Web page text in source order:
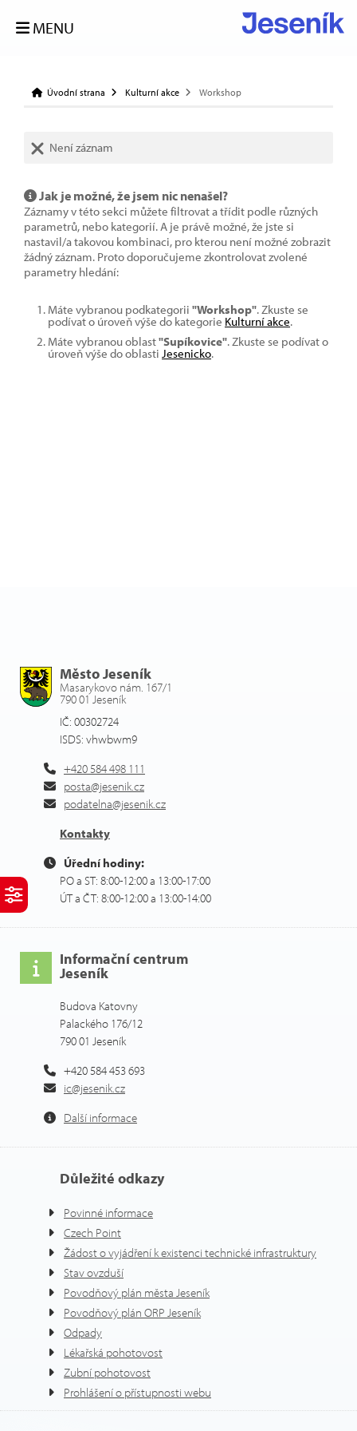
MENU
Úvodní strana Kulturní akce Workshop
Není záznam
Jak je možné, že jsem nic nenašel?
Záznamy v této sekci můžete filtrovat a třídit podle různých
parametrů, nebo kategorií. A je právě možné, že jste si
nastavil/a takovou kombinaci, pro kterou není možné zobrazit
žádný záznam. Proto doporučujeme zkontrolovat zvolené
parametry hledání:
Máte vybranou podkategorii "Workshop". Zkuste se
podívat o úroveň výše do kategorie Kulturní akce.
Máte vybranou oblast"Supíkovice". Zkuste se podívat o
úroveň výše do oblasti Jesenicko.
Město Jeseník
Masarykovo nám. 167/1
790 01 Jeseník
IČ: 00302724
ISDS: vhwbwm9
+420 584 498 111
posta@jesenik.cz
podatelna@jesenik.cz
Kontakty
Úřední hodiny:
PO a ST: 8:00-12:00 a 13:00-17:00
ÚT a ČT: 8:00-12:00 a 13:00-14:00
Informační centrum
Jeseník
Budova Katovny
Palackého 176/12
790 01 Jeseník
+420 584 453 693
ic@jesenik.cz
Další informace
Důležité odkazy
Povinné informace
Czech Point
Žádost o vyjádření k existenci technické infrastruktury
Stav ovzduší
Povodňový plán města Jeseník
Povodňový plán ORP Jeseník
Odpady
Lékařská pohotovost
Zubní pohotovost
Prohlášení o přístupnosti webu